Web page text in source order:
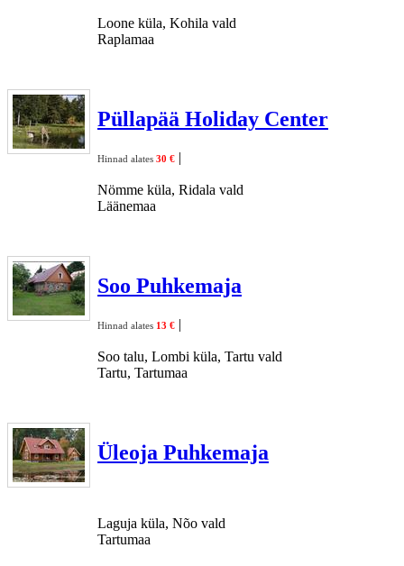
Loone küla, Kohila vald
Raplamaa
Püllapää Holiday Center
Hinnad alates 30 € |
Nömme küla, Ridala vald
Läänemaa
Soo Puhkemaja
Hinnad alates 13 € |
Soo talu, Lombi küla, Tartu vald
Tartu, Tartumaa
Üleoja Puhkemaja
Laguja küla, Nõo vald
Tartumaa